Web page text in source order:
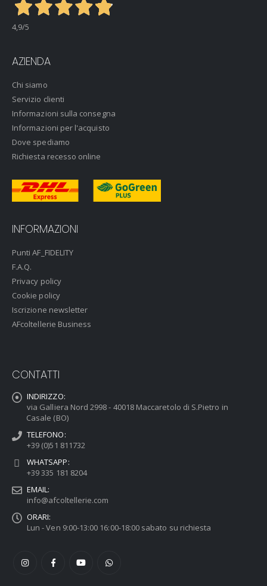
4,9/5
AZIENDA
Chi siamo
Servizio clienti
Informazioni sulla consegna
Informazioni per l'acquisto
Dove spediamo
Richiesta recesso online
INFORMAZIONI
Punti AF_FIDELITY
F.A.Q.
Privacy policy
Cookie policy
Iscrizione newsletter
AFcoltellerie Business
CONTATTI
INDIRIZZO:
via Galliera Nord 2998 - 40018 Maccaretolo di S.Pietro in
Casale (BO)
TELEFONO:
+39 (0)51 811732
WHATSAPP:
+39 335 181 8204
EMAIL:
info@afcoltellerie.com
ORARI:
Lun - Ven 9:00-13:00 16:00-18:00 sabato su richiesta